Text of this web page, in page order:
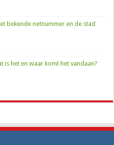
bekende netnummer en de stad
is het en waar komt het vandaan?